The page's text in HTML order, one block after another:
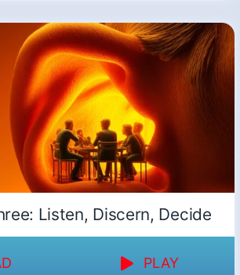
Listen, Discern, Decide
PLAY